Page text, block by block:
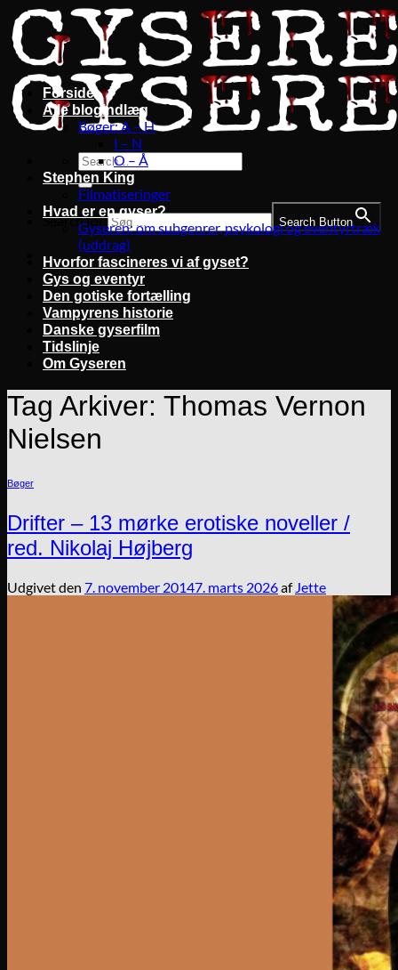
Fortsæt
til
indhold
Search for: Search Button
Forside
Alle blogindlæg
Bøger: A – H
I – N
O – Å
Stephen King
Filmatiseringer
Hvad er en gyser?
Gyseren: om subgenrer, psykologi og eventyrtræk
(uddrag)
Hvorfor fascineres vi af gyset?
Gys og eventyr
Den gotiske fortælling
Vampyrens historie
Danske gyserfilm
Tidslinje
Om Gyseren
Tag Arkiver: Thomas Vernon
Nielsen
Bøger
Drifter – 13 mørke erotiske noveller /
red. Nikolaj Højberg
Udgivet den 7. november 20147. marts 2026af Jette